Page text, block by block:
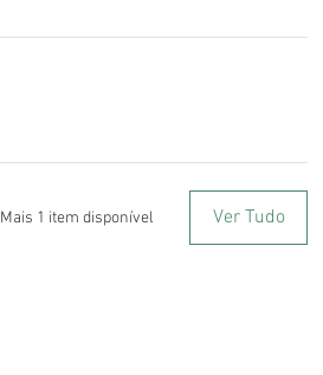
Mais 1 item disponível Ver Tudo